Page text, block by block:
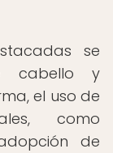
se
cabello y
el uso de
como
de